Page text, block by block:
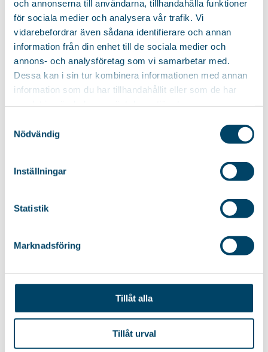
och annonserna till användarna, tillhandahålla funktioner
för sociala medier och analysera vår trafik. Vi
vidarebefordrar även sådana identifierare och annan
information från din enhet till de sociala medier och
annons- och analysföretag som vi samarbetar med.
Dessa kan i sin tur kombinera informationen med annan
information som du har tillhandahållit eller som de har
Nödvändig
Inställningar
Statistik
Marknadsföring
Tillåt alla
Tillåt urval
RELATED PRODUCTS
MICROFIBER MOP
REFILL
SCRUBBING BRUSH
VISCOSE MOP REFILL
Perfect for wooden, plastic-...
TELESCOPIC HANDLE
Viscose mop perfect for